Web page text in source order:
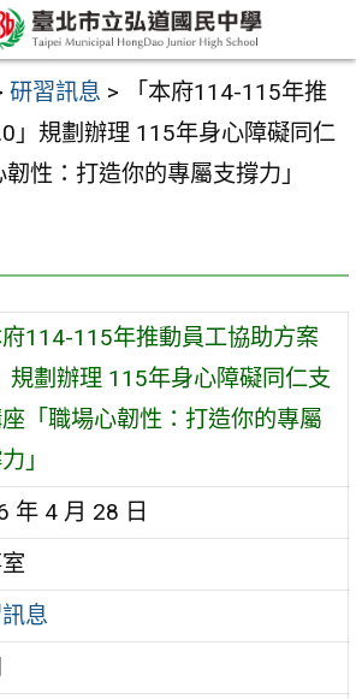
研習訊息 >
「本府114-115年推
」規劃辦理 115年身心障礙同仁
性：打造你的專屬支撐力」
府114-115年推動員工協助方案
規劃辦理 115年身心障礙同仁支
「職場心韌性：打造你的專屬
」
年 4 月 28 日
息